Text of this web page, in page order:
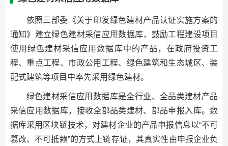
依照三部委《关于印发绿色建材产品认证实施方案的
通知》建立绿色建材采信应用数据库，鼓励工程建设项目
使用绿色建材采信应用数据库中的产品，在政府投资工
程、重点工程、市政公用工程、绿色建筑和生态城区、装
配式建筑等项目中率先采用绿色建材。
绿色建材采信应用数据库是全行业、全品类建材产品
采信应用数据库，接收全部品类建材、部品申报入库。数
据库采用区块链技术，对建材企业的产品申报信息以“不可
篡改、不可抵赖”的方式上链存证，其真实性由申报企业负